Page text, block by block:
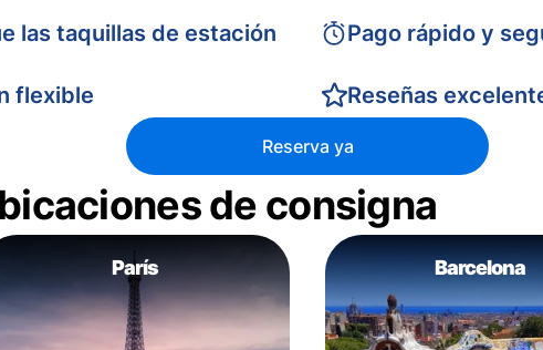
las taquillas de estación
flexible
Pago rápido y
Reseñas
Reserva ya
de consigna
París Barcelona